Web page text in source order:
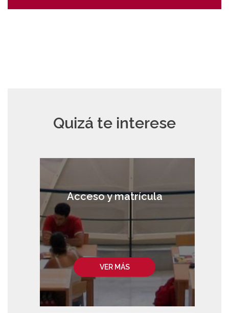
Quizá te interese
VER MÁS
Acceso y matrícula